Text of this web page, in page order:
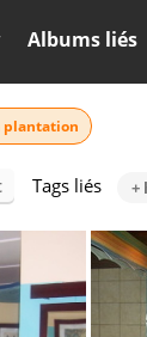
Albums liés
plantation
Tags liés +